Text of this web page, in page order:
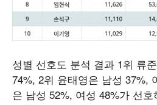
성별 선호도 분석 결과 1위 류
74%, 2위 윤태영은 남성 37%,
은 남성 52%, 여성 48%가 선